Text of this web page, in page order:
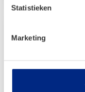
Statistieken
Marketing